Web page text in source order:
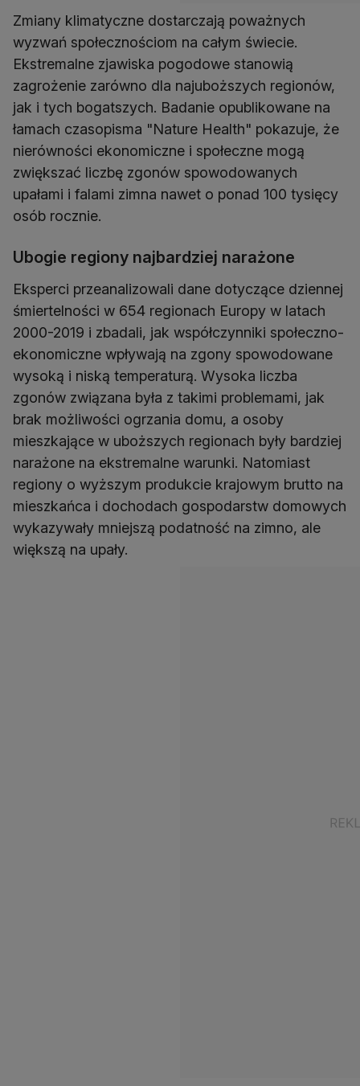
Zmiany klimatyczne dostarczają poważnych
wyzwań społecznościom na całym świecie.
Ekstremalne zjawiska pogodowe stanowią
zagrożenie zarówno dla najuboższych regionów,
jak i tych bogatszych. Badanie opublikowane na
łamach czasopisma "Nature Health" pokazuje, że
nierówności ekonomiczne i społeczne mogą
zwiększać liczbę zgonów spowodowanych
upałami i falami zimna nawet o ponad 100 tysięcy
osób rocznie.
Ubogie regiony najbardziej narażone
Eksperci przeanalizowali dane dotyczące dziennej
śmiertelności w 654 regionach Europy w latach
2000-2019 i zbadali, jak współczynniki społeczno-
ekonomiczne wpływają na zgony spowodowane
wysoką i niską temperaturą. Wysoka liczba
zgonów związana była z takimi problemami, jak
brak możliwości ogrzania domu, a osoby
mieszkające w uboższych regionach były bardziej
narażone na ekstremalne warunki. Natomiast
regiony o wyższym produkcie krajowym brutto na
mieszkańca i dochodach gospodarstw domowych
wykazywały mniejszą podatność na zimno, ale
większą na upały.